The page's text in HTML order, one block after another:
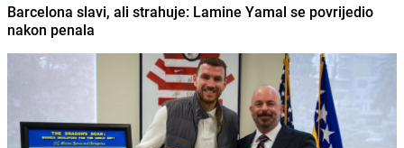
Barcelona slavi, ali strahuje: Lamine Yamal se povrijedio
nakon penala